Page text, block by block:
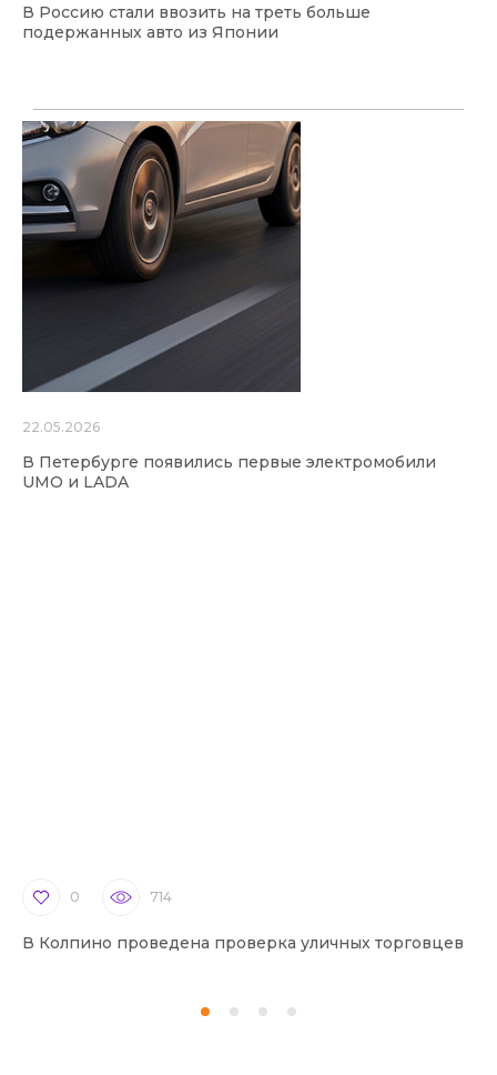
В Россию стали ввозить на треть больше
подержанных авто из Японии
22.05.2026
В Петербурге появились первые электромобили
UMO и LADA
0 714
В Колпино проведена проверка уличных торговцев